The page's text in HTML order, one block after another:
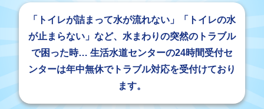
「トイレが詰まって水が流れない」「トイレの水
が止まらない」など、水まわりの突然のトラブル
で困った時… 生活水道センターの24時間受付セ
ンターは年中無休でトラブル対応を受付けており
ます。